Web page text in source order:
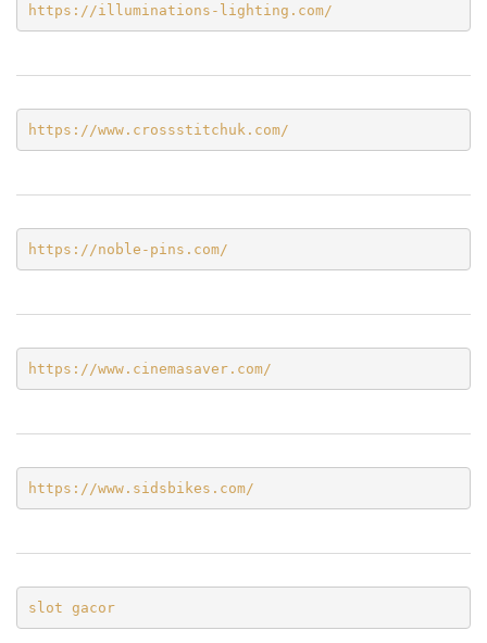
https://illuminations-lighting.com/
https://www.crossstitchuk.com/
https://noble-pins.com/
https://www.cinemasaver.com/
https://www.sidsbikes.com/
slot gacor